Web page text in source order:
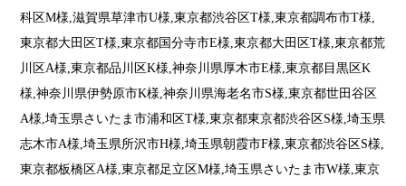
科区M様,滋賀県草津市U様,東京都渋谷区T様,東京都調布市T様,
東京都大田区T様,東京都国分寺市E様,東京都大田区T様,東京都荒
川区A様,東京都品川区K様,神奈川県厚木市E様,東京都目黒区K
様,神奈川県伊勢原市K様,神奈川県海老名市S様,東京都世田谷区
A様,埼玉県さいたま市浦和区T様,東京都東京都渋谷区S様,埼玉県
志木市A様,埼玉県所沢市H様,埼玉県朝霞市F様,東京都渋谷区S様,
東京都板橋区A様,東京都足立区M様,埼玉県さいたま市W様,東京